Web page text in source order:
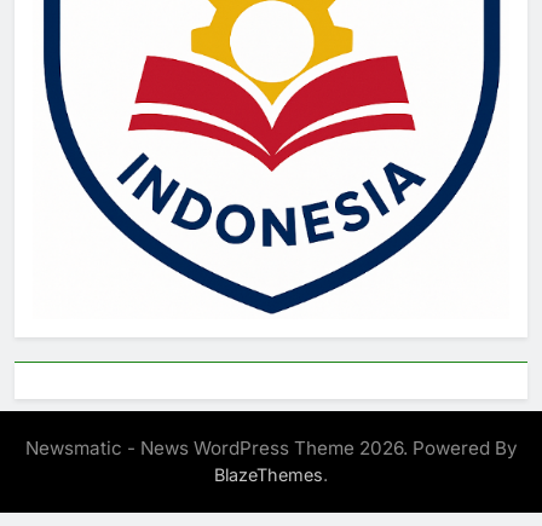
Newsmatic - News WordPress Theme 2026. Powered By
BlazeThemes.